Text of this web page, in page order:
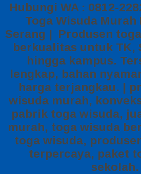
Hubungi WA : 0812-
Toga Wisuda
Serang | Produsen
berkualitas untuk TK,
hingga kampus.
lengkap, bahan
harga terjangkau. |
wisuda murah,
pabrik toga wisuda,
murah, toga wisuda
toga wisuda,
terpercaya, paket
sekolah.